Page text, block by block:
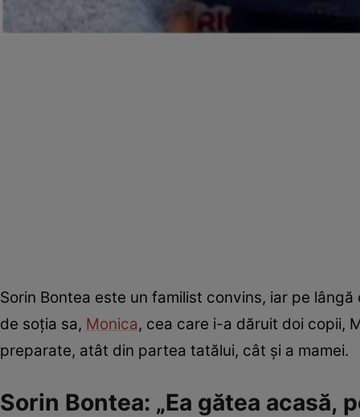
Sorin Bontea este un familist convins, iar pe
de soția sa, Monica, cea care i-a dăruit doi copii,
preparate, atât din partea tatălui, cât și a mamei.
Sorin Bontea: „Ea gătea acasă,